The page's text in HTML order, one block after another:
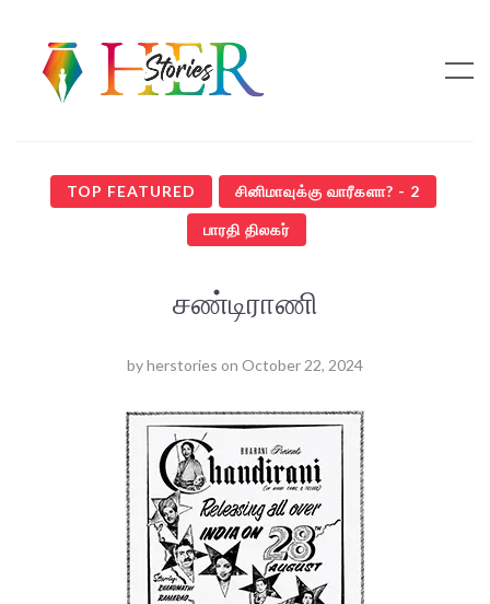
TOP FEATURED சினிமாவுக்கு வாரீகளா? - 2
பாரதி திலகர்
சண்டிராணி
byherstories on October 22, 2024